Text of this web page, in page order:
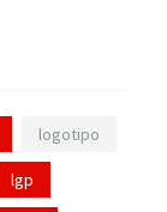
logotipo
lgp